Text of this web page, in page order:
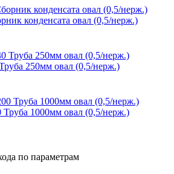
конденсата овал (0,5/нерж.)
250мм овал (0,5/нерж.)
1000мм овал (0,5/нерж.)
по параметрам